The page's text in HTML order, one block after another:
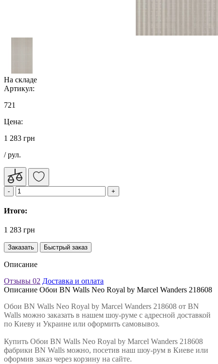
На складе
Артикул:
721
Цена:
1 283 грн
/ рул.
Итого:
1 283 грн
Заказать Быстрый заказ
Описание
Отзывы 02 Доставка и оплата
Описание Обои BN Walls Neo Royal by Marcel Wanders 218608
Обои BN Walls Neo Royal by Marcel Wanders 218608 от BN
Walls можно заказать в нашем шоу-руме с адресной доставкой
по Киеву и Украине или оформить самовывоз.
Купить Обои BN Walls Neo Royal by Marcel Wanders 218608
фабрики BN Walls можно, посетив наш шоу-рум в Киеве или
оформив заказ через корзину на сайте.